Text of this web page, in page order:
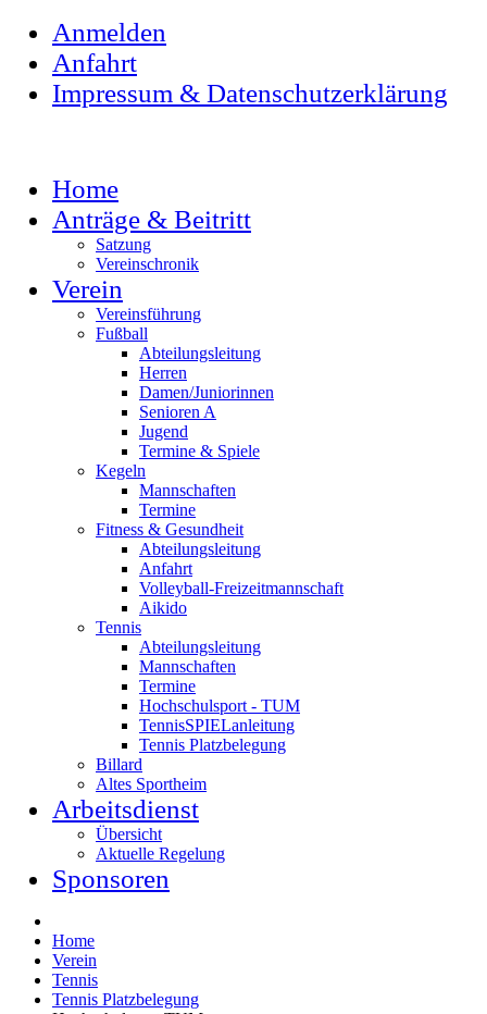
Anmelden
Anfahrt
Impressum & Datenschutzerklärung
Home
Anträge & Beitritt
Satzung
Vereinschronik
Verein
Vereinsführung
Fußball
Abteilungsleitung
Herren
Damen/Juniorinnen
Senioren A
Jugend
Termine & Spiele
Kegeln
Mannschaften
Termine
Fitness & Gesundheit
Abteilungsleitung
Anfahrt
Volleyball-Freizeitmannschaft
Aikido
Tennis
Abteilungsleitung
Mannschaften
Termine
Hochschulsport - TUM
TennisSPIELanleitung
Tennis Platzbelegung
Billard
Altes Sportheim
Arbeitsdienst
Übersicht
Aktuelle Regelung
Sponsoren
Home
Verein
Tennis
Tennis Platzbelegung